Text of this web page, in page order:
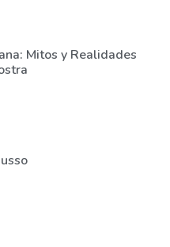
Mitos y Realidades